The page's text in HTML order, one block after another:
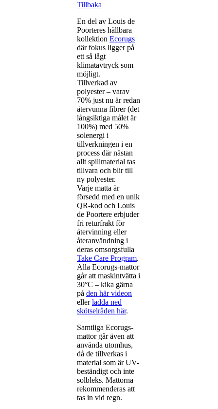
Tillbaka
En del av Louis de
Poorteres hållbara
kollektion Ecorugs
där fokus ligger på
ett så lågt
klimatavtryck som
möjligt.
Tillverkad av
polyester – varav
70% just nu är redan
återvunna fibrer (det
långsiktiga målet är
100%) med 50%
solenergi i
tillverkningen i en
process där nästan
allt spillmaterial tas
tillvara och blir till
ny polyester.
Varje matta är
försedd med en unik
QR-kod och Louis
de Poortere erbjuder
fri returfrakt för
återvinning eller
återanvändning i
deras omsorgsfulla
Take Care Program.
Alla Ecorugs-mattor
går att maskintvätta i
30°C – kika gärna
på den här videon
ellerladda ned
skötselråden här.
Samtliga Ecorugs-
mattor går även att
använda utomhus,
då de tillverkas i
material som är UV-
beständigt och inte
solbleks. Mattorna
rekommenderas att
tas in vid regn.